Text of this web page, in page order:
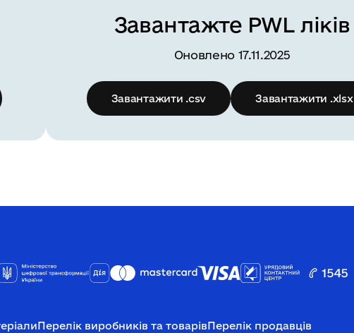
Завантажте PWL ліків
Оновлено 17.11.2025
Завантажити .csv Завантажити .xlsx
Перелік виробників та товарівПерелік продавців